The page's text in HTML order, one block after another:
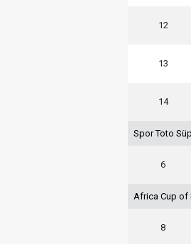
12
13
14
Spor Toto
6
Africa Cup of
8